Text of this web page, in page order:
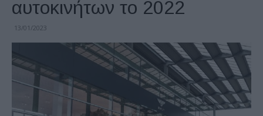
αυτοκινήτων το 2022
13/01/2023